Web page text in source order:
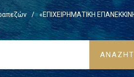
/
«ΕΠΙΧΕΙΡΗΜΑΤΙΚΗ